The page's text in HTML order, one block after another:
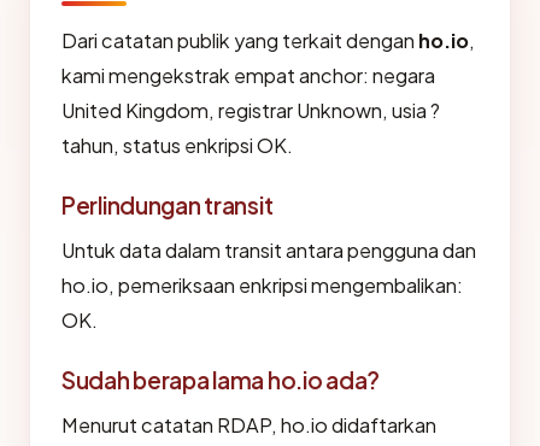
Dari catatan publik yang terkait dengan ho.io,
kami mengekstrak empat anchor: negara
United Kingdom, registrar Unknown, usia ?
tahun, status enkripsi OK.
Perlindungan transit
Untuk data dalam transit antara pengguna dan
ho.io, pemeriksaan enkripsi mengembalikan:
OK.
Sudah berapa lama ho.io ada?
Menurut catatan RDAP, ho.io didaftarkan